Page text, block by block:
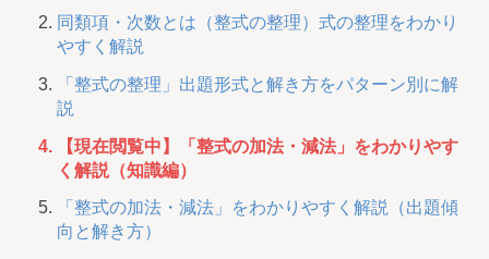
同類項・次数とは（整式の整理）式の整理をわかり
やすく解説
「整式の整理」出題形式と解き方をパターン別に解
説
【現在閲覧中】「整式の加法・減法」をわかりやす
く解説（知識編）
「整式の加法・減法」をわかりやすく解説（出題傾
向と解き方）